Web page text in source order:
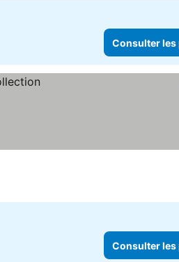
Consulter les
Consulter les